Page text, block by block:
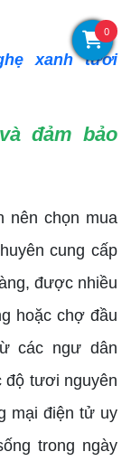
xanh tươi
đảm bảo
chọn mua
cung cấp
được nhiều
hoặc chợ đầu
các ngư dân
tươi nguyên
mại điện tử uy
trong ngày
0